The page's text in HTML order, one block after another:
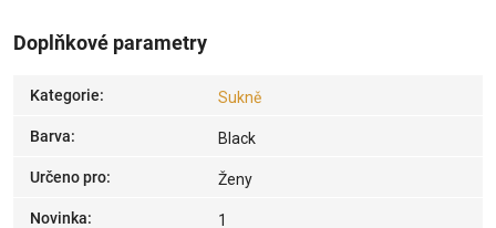
Doplňkové parametry
Kategorie: Sukně
Barva: Black
Určeno pro: Ženy
Novinka: 1